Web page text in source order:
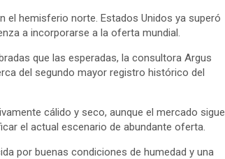
el hemisferio norte. Estados Unidos ya superó
a incorporarse a la oferta mundial.
que las esperadas, la consultora Argus
del segundo mayor registro histórico del
cálido y seco, aunque el mercado sigue
el actual escenario de abundante oferta.
por buenas condiciones de humedad y una